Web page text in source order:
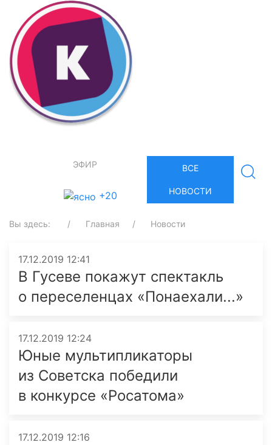
ЭФИР
+20
ВСЕ
НОВОСТИ
Вы здесь: Главная Новости
17.12.2019 12:41
В Гусеве покажут спектакль
о переселенцах «Понаехали...»
17.12.2019 12:24
Юные мультипликаторы
из Советска победили
в конкурсе «Росатома»
17.12.2019 12:16